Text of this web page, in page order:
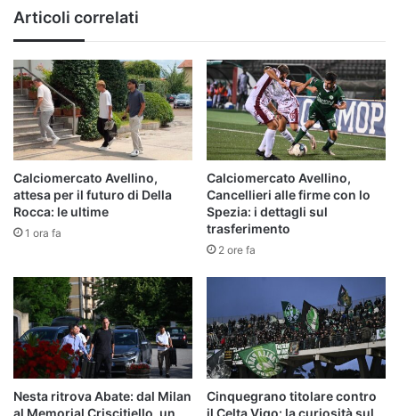
Articoli correlati
Calciomercato Avellino,
attesa per il futuro di Della
Rocca: le ultime
1 ora fa
Calciomercato Avellino,
Cancellieri alle firme con lo
Spezia: i dettagli sul
trasferimento
2 ore fa
Nesta ritrova Abate: dal Milan
al Memorial Criscitiello, un
Cinquegrano titolare contro
il Celta Vigo: la curiosità sul